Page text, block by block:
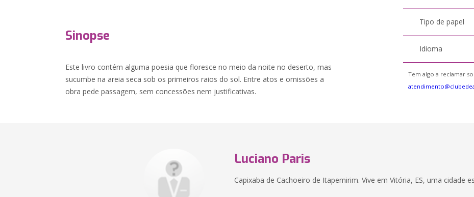
Sinopse
Este livro contém alguma poesia que floresce no meio da noite no deserto, mas
sucumbe na areia seca sob os primeiros raios do sol. Entre atos e omissões a
obra pede passagem, sem concessões nem justificativas.
Tipo de papel
Idioma
Tem algo a reclamar
Luciano Paris
Capixaba de Cachoeiro de Itapemirim. Vive em Vitória, ES, uma cidade